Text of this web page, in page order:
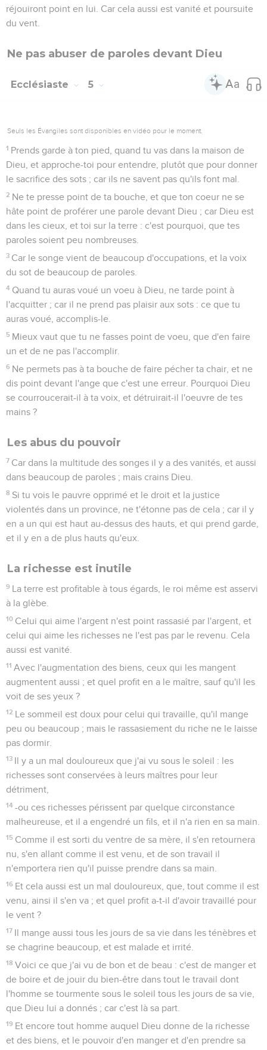
réjouiront point en lui. Car cela aussi est vanité et poursuite
du vent.
Ne pas abuser de paroles devant Dieu
Ecclésiaste 5
Seuls les Évangiles sont disponibles en vidéo pour le moment.
1 Prends garde à ton pied, quand tu vas dans la maison de
Dieu, et approche-toi pour entendre, plutôt que pour donner
le sacrifice des sots ; car ils ne savent pas qu'ils font mal.
2 Ne te presse point de ta bouche, et que ton coeur ne se
hâte point de proférer une parole devant Dieu ; car Dieu est
dans les cieux, et toi sur la terre : c'est pourquoi, que tes
paroles soient peu nombreuses.
3 Car le songe vient de beaucoup d'occupations, et la voix
du sot de beaucoup de paroles.
4 Quand tu auras voué un voeu à Dieu, ne tarde point à
l'acquitter ; car il ne prend pas plaisir aux sots : ce que tu
auras voué, accomplis-le.
5 Mieux vaut que tu ne fasses point de voeu, que d'en faire
un et de ne pas l'accomplir.
6 Ne permets pas à ta bouche de faire pécher ta chair, et ne
dis point devant l'ange que c'est une erreur. Pourquoi Dieu
se courroucerait-il à ta voix, et détruirait-il l'oeuvre de tes
mains ?
Les abus du pouvoir
7 Car dans la multitude des songes il y a des vanités, et aussi
dans beaucoup de paroles ; mais crains Dieu.
8 Si tu vois le pauvre opprimé et le droit et la justice
violentés dans un province, ne t'étonne pas de cela ; car il y
en a un qui est haut au-dessus des hauts, et qui prend garde,
et il y en a de plus hauts qu'eux.
La richesse est inutile
9 La terre est profitable à tous égards, le roi même est asservi
à la glèbe.
10 Celui qui aime l'argent n'est point rassasié par l'argent, et
celui qui aime les richesses ne l'est pas par le revenu. Cela
aussi est vanité.
11 Avec l'augmentation des biens, ceux qui les mangent
augmentent aussi ; et quel profit en a le maître, sauf qu'il les
voit de ses yeux ?
12 Le sommeil est doux pour celui qui travaille, qu'il mange
peu ou beaucoup ; mais le rassasiement du riche ne le laisse
pas dormir.
13 Il y a un mal douloureux que j'ai vu sous le soleil : les
richesses sont conservées à leurs maîtres pour leur
détriment,
14 -ou ces richesses périssent par quelque circonstance
malheureuse, et il a engendré un fils, et il n'a rien en sa main.
15 Comme il est sorti du ventre de sa mère, il s'en retournera
nu, s'en allant comme il est venu, et de son travail il
n'emportera rien qu'il puisse prendre dans sa main.
16 Et cela aussi est un mal douloureux, que, tout comme il est
venu, ainsi il s'en va ; et quel profit a-t-il d'avoir travaillé pour
le vent ?
17 Il mange aussi tous les jours de sa vie dans les ténèbres et
se chagrine beaucoup, et est malade et irrité.
18 Voici ce que j'ai vu de bon et de beau : c'est de manger et
de boire et de jouir du bien-être dans tout le travail dont
l'homme se tourmente sous le soleil tous les jours de sa vie,
que Dieu lui a donnés ; car c'est là sa part.
19 Et encore tout homme auquel Dieu donne de la richesse
et des biens, et le pouvoir d'en manger et d'en prendre sa